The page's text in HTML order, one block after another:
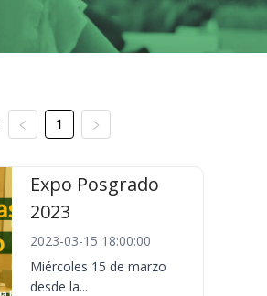
1
Expo Posgrado
2023
2023-03-15 18:00:00
Miércoles 15 de marzo
desde la...